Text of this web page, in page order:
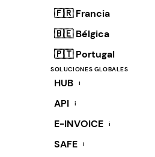
🇫🇷 Francia
🇧🇪 Bélgica
🇵🇹 Portugal
SOLUCIONES GLOBALES
HUB i
API i
E-INVOICE i
SAFE i